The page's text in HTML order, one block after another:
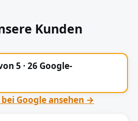
Kunden
5 · 26 Google-
Google ansehen →